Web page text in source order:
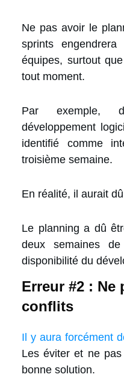
Ne pas avoir le
sprints
équipes, surtout
tout moment.
Par exemple,
développement
identifié comme
troisième semaine.
En réalité, il aurait
Le planning a dû
deux semaines
disponibilité du
Erreur #2 : Ne
conflits
Il y aura forcément
Les éviter et ne
bonne solution.